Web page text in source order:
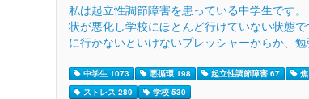
私は起立性調節障害を患っている中学生です
状が悪化し学校にほとんど行けていない状態
に行かないといけないプレッシャーからか、
中学生 1073 悪循環 198 起立性調節障害 67
ストレス 289
学校 530